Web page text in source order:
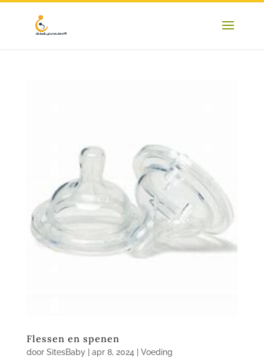
Flessen en spenen
door SitesBaby| apr 8, 2024 Voeding